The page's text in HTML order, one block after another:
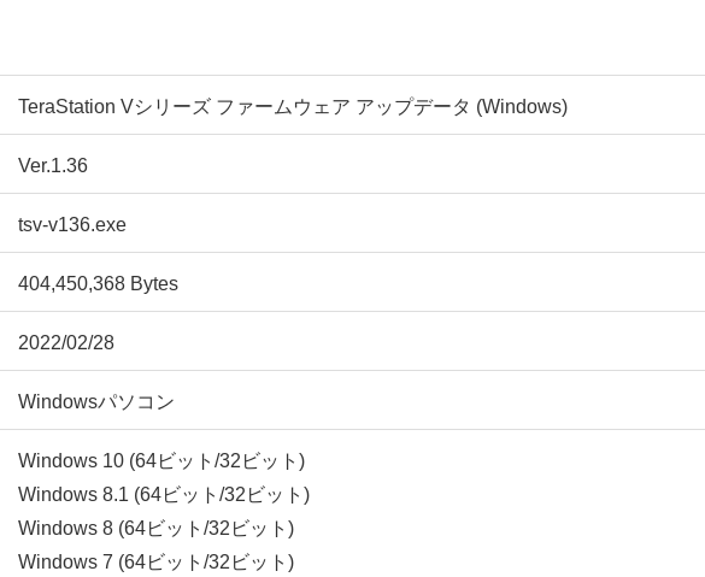
TeraStation Vシリーズ ファームウェア アップデータ (Windows)
Ver.1.36
tsv-v136.exe
404,450,368 Bytes
2022/02/28
Windowsパソコン
Windows 10 (64ビット/32ビット)
Windows 8.1 (64ビット/32ビット)
Windows 8 (64ビット/32ビット)
Windows 7 (64ビット/32ビット)